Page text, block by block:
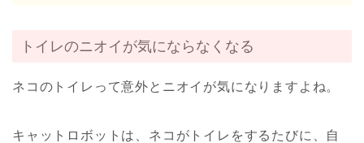
トイレのニオイが気にならなくなる
ネコのトイレって意外とニオイが気になりますよね。
キャットロボットは、ネコがトイレをするたびに、自